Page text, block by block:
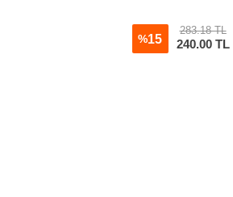
%15
283.18 TL
240.00TL